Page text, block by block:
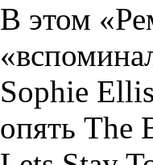
В этом
Sophie
опять The